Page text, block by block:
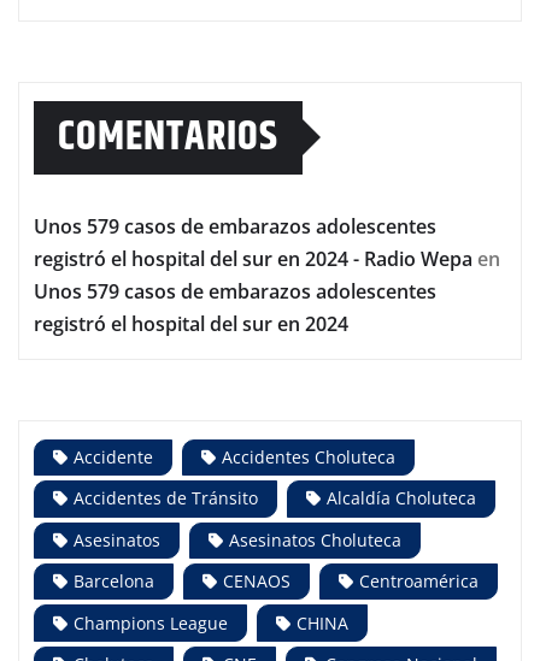
COMENTARIOS
Unos 579 casos de embarazos adolescentes
registró el hospital del sur en 2024 - Radio Wepa en
Unos 579 casos de embarazos adolescentes
registró el hospital del sur en 2024
Accidente
Accidentes Choluteca
Accidentes de Tránsito
Alcaldía Choluteca
Asesinatos
Asesinatos Choluteca
Barcelona
CENAOS
Centroamérica
Champions League
CHINA